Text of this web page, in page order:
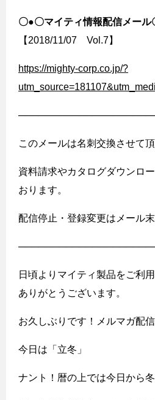
〇●〇マイティ情報配信メール
【2018/11/07 Vol.7】
https://mighty-corp.co.jp/?
このメールは名刺交換させて頂
資料請求やカタログダウンロ
おります。
配信停止・登録変更はメール
日頃よりマイティ製品をご利
ありがとうございます。
お久しぶりです！メルマガ配
今日は「立冬」
ナント！暦の上では今日から